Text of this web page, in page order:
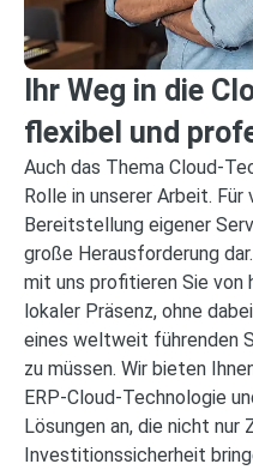
Ihr Weg in die
flexibel und
Auch das Thema Cloud-
Rolle in unserer Arbeit.
Bereitstellung eigener
große Herausforderung
mit uns profitieren Sie von
lokaler Präsenz, ohne
eines weltweit führenden
zu müssen. Wir bieten
ERP-Cloud-Technologie
Lösungen an, die nicht nur
Investitionssicherheit